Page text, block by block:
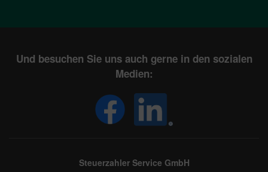
Und besuchen Sie uns auch gerne in den sozialen
Medien:
Steuerzahler Service GmbH